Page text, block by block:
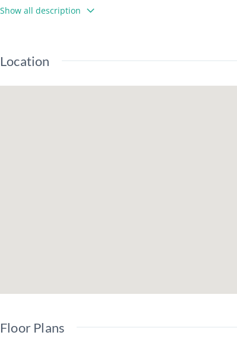
交通 都営大江戸線/光が丘駅 徒歩10分
Show all description
Location
Floor Plans